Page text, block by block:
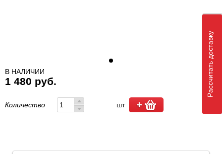
В НАЛИЧИИ
1 480 руб.
Количество шт
Рассчитать доставку